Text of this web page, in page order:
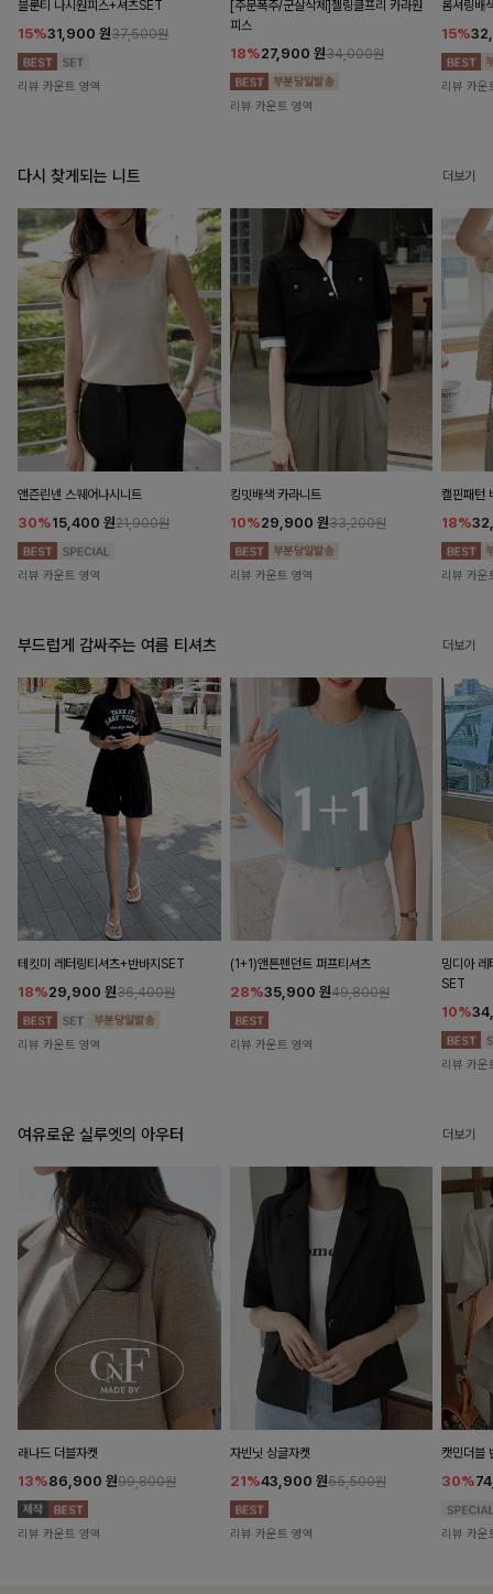
블룬티 나시원피스+셔츠SET
15%31,900 원37,500원
리뷰 카운트 영역
[주문폭주/군살삭제]젤링클프리 카라원
피스
18%27,900 원34,000원
리뷰 카운트 영역
롬셔링배
15%
리뷰 카운
다시 찾게되는 니트 더보기
앤즌린넨 스퀘어나시니트
30%15,400 원21,900원
리뷰 카운트 영역
킹밋배색 카라니트
10%29,900 원33,200원
리뷰 카운트 영역
캘핀패턴
18%
리뷰 카운
부드럽게 감싸주는 여름 티셔츠 더보기
테킷미 레터링티셔츠+반바지SET
18%29,900 원36,400원
리뷰 카운트 영역
(1+1)앤튼펜던트 퍼프티셔츠
28%35,900 원49,800원
리뷰 카운트 영역
밍디아 레
SET
10%
리뷰 카운
여유로운 실루엣의 아우터 더보기
래나드 더블자켓
13%86,900 원99,800원
리뷰 카운트 영역
자빈닛 싱글자켓
21%43,900 원55,500원
리뷰 카운트 영역
캣민더블
30%
리뷰 카운